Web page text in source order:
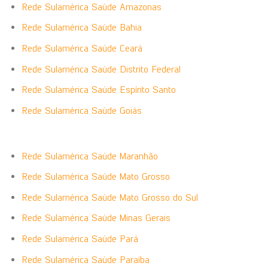
Rede Sulamérica Saúde Amazonas
Rede Sulamérica Saúde Bahia
Rede Sulamérica Saúde Ceará
Rede Sulamérica Saúde Distrito Federal
Rede Sulamérica Saúde Espírito Santo
Rede Sulamérica Saúde Goiás
Rede Sulamérica Saúde Maranhão
Rede Sulamérica Saúde Mato Grosso
Rede Sulamérica Saúde Mato Grosso do Sul
Rede Sulamérica Saúde Minas Gerais
Rede Sulamérica Saúde Pará
Rede Sulamérica Saúde Paraíba